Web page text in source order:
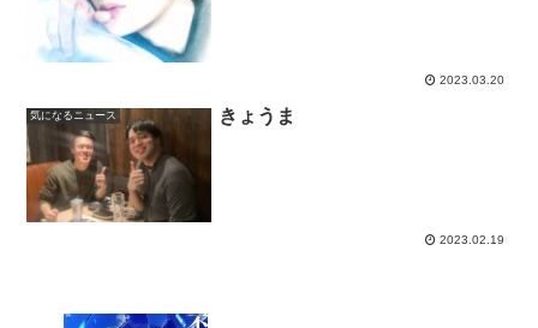
2023.03.20
気になるニュース きょうま
2023.02.19